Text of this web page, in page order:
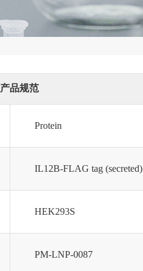
产品规范
Protein
IL12B-FLAG tag (secreted)
HEK293S
PM-LNP-0087